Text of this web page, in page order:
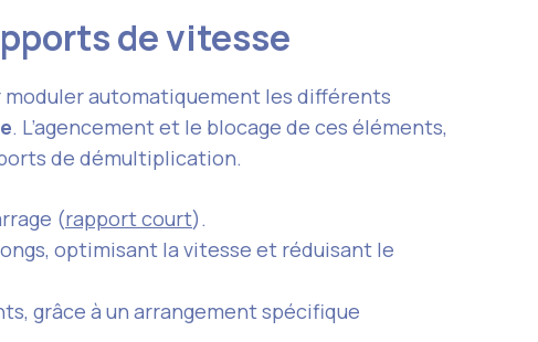
de vitesse
automatiquement les différents
. L’agencement et le blocage de ces éléments,
de démultiplication.
(rapport court).
optimisant la vitesse et réduisant le
grâce à un arrangement spécifique